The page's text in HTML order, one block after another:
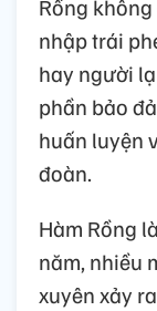
Rồng
nhập trái
hay người
phần bảo
huấn luyện
đoàn.
Hàm Rồng
năm, nhiều
xuyên xảy